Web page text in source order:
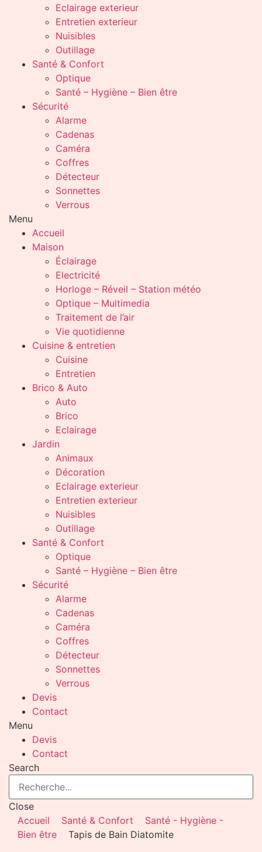
Eclairage exterieur
Entretien exterieur
Nuisibles
Outillage
Santé & Confort
Optique
Santé – Hygiène – Bien être
Sécurité
Alarme
Cadenas
Caméra
Coffres
Détecteur
Sonnettes
Verrous
Menu
Accueil
Maison
Éclairage
Electricité
Horloge – Réveil – Station météo
Optique – Multimedia
Traitement de l’air
Vie quotidienne
Cuisine & entretien
Cuisine
Entretien
Brico & Auto
Auto
Brico
Eclairage
Jardin
Animaux
Décoration
Eclairage exterieur
Entretien exterieur
Nuisibles
Outillage
Santé & Confort
Optique
Santé – Hygiène – Bien être
Sécurité
Alarme
Cadenas
Caméra
Coffres
Détecteur
Sonnettes
Verrous
Devis
Contact
Menu
Devis
Contact
Search
Close
Accueil
Santé & Confort
Santé - Hygiène -
Bien être
Tapis de Bain Diatomite